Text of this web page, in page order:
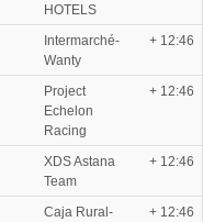
HOTELS
Intermarché-
Wanty
+ 12:46
Project
Echelon
Racing
+ 12:46
XDS Astana
Team
+ 12:46
Caja Rural-
+ 12:46